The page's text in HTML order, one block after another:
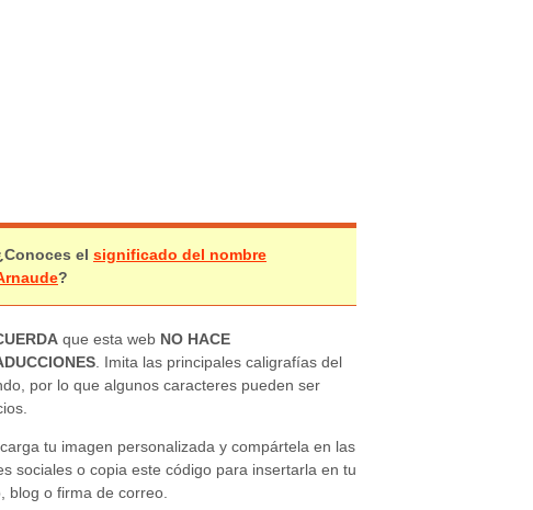
el significado del nombre
?
que esta web NO HACE
. Imita las principales caligrafías del
por lo que algunos caracteres pueden ser
tu imagen personalizada y compártela en las
sociales o copia este código para insertarla en tu
blog o firma de correo.